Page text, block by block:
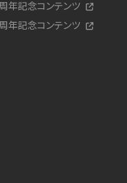
年記念コンテンツ
年記念コンテンツ